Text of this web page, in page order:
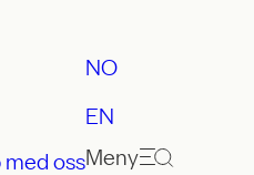
oss
NO
EN
Meny